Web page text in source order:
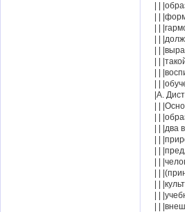
| |
| |
| |
| |
| |
| |
| |
| |
|А.
| |
| |
| |
| |
| |
| |
| |
| |
| |
| |